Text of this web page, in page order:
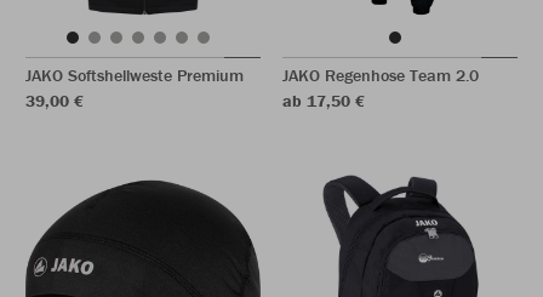
JAKO Softshellweste Premium
39,00 €
JAKO Regenhose Team 2.0
ab 17,50 €